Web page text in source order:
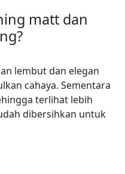
matt dan
lembut dan elegan
cahaya. Sementara
terlihat lebih
dibersihkan untuk